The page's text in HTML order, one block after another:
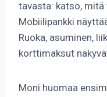
tavasta: katso,
Mobiilipankki
Ruoka, asuminen,
korttimaksut
Moni huomaa